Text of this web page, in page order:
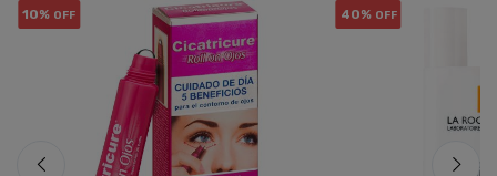
10% OFF 40% OFF